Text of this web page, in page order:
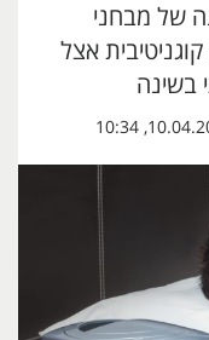
של מבחני
אצל
בשינה
10.04.2019,